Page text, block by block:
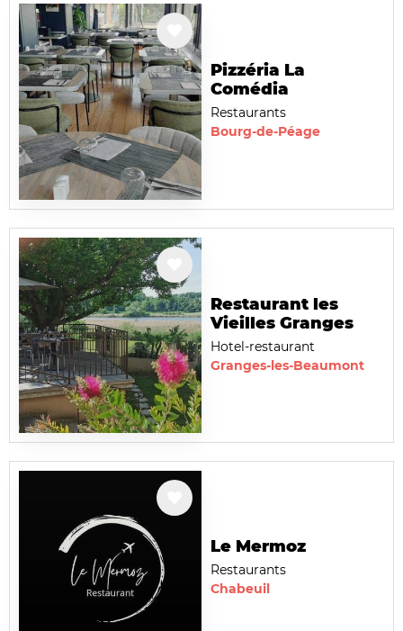
Pizzéria La
Comédia
Restaurants
Bourg-de-Péage
Restaurant les
Vieilles Granges
Hotel-restaurant
Granges-les-Beaumont
Le Mermoz
Restaurants
Chabeuil